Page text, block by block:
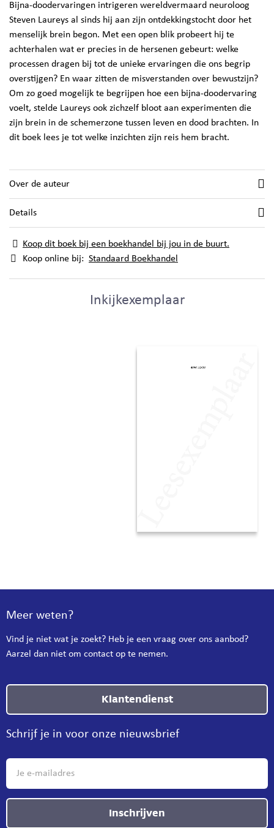
Bijna-doodervaringen intrigeren wereldvermaard neuroloog
Steven Laureys al sinds hij aan zijn ontdekkingstocht door het
menselijk brein begon. Met een open blik probeert hij te
achterhalen wat er precies in de hersenen gebeurt: welke
processen dragen bij tot de unieke ervaringen die ons begrip
overstijgen? En waar zitten de misverstanden over bewustzijn?
Om zo goed mogelijk te begrijpen hoe een bijna-doodervaring
voelt, stelde Laureys ook zichzelf bloot aan experimenten die
zijn brein in de schemerzone tussen leven en dood brachten. In
dit boek lees je tot welke inzichten zijn reis hem bracht.
Over de auteur
Details
Koop dit boek bij een boekhandel bij jou in de buurt.
Koop online bij: Standaard Boekhandel
Inkijkexemplaar
Meer weten?
Vind je niet wat je zoekt? Heb je een vraag over ons aanbod?
Aarzel dan niet om contact op te nemen.
Klantendienst
Schrijf je in voor onze nieuwsbrief
Inschrijven